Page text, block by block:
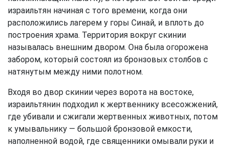
израильтян начиная с того времени, когда они
расположились лагерем у горы Синай, и вплоть до
построения храма. Территория вокруг скинии
называлась внешним двором. Она была огорожена
забором, который состоял из бронзовых столбов с
натянутым между ними полотном.
Входя во двор скинии через ворота на востоке,
израильтянин подходил к жертвеннику всесожжений,
где убивали и сжигали жертвенных животных, потом
к умывальнику — большой бронзовой емкости,
наполненной водой, где священники омывали руки и